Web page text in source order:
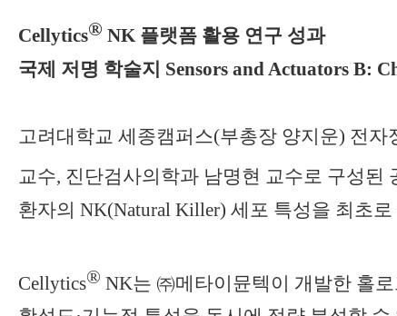
Cellytics® NK 플랫폼 활용 연구 성과
국제 저명 학술지 Sensors and Actuators B:
고려대학교 세종캠퍼스(부총장 양지운) 전자
교수, 진단검사의학과 남명현 교수로 구성된
환자의 NK(Natural Killer) 세포 특성을 최초
Cellytics® NK는 ㈜메타이뮨텍이 개발한 홀